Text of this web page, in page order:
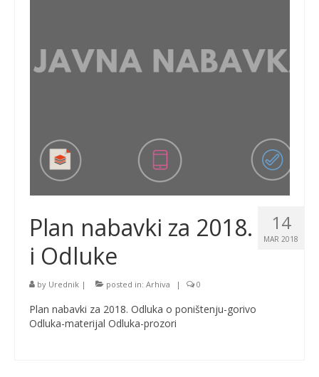
14
MAR 2018
Plan nabavki za 2018.
i Odluke
by Urednik | posted in: Arhiva | 0
Plan nabavki za 2018. Odluka o poništenju-gorivo
Odluka-materijal Odluka-prozori